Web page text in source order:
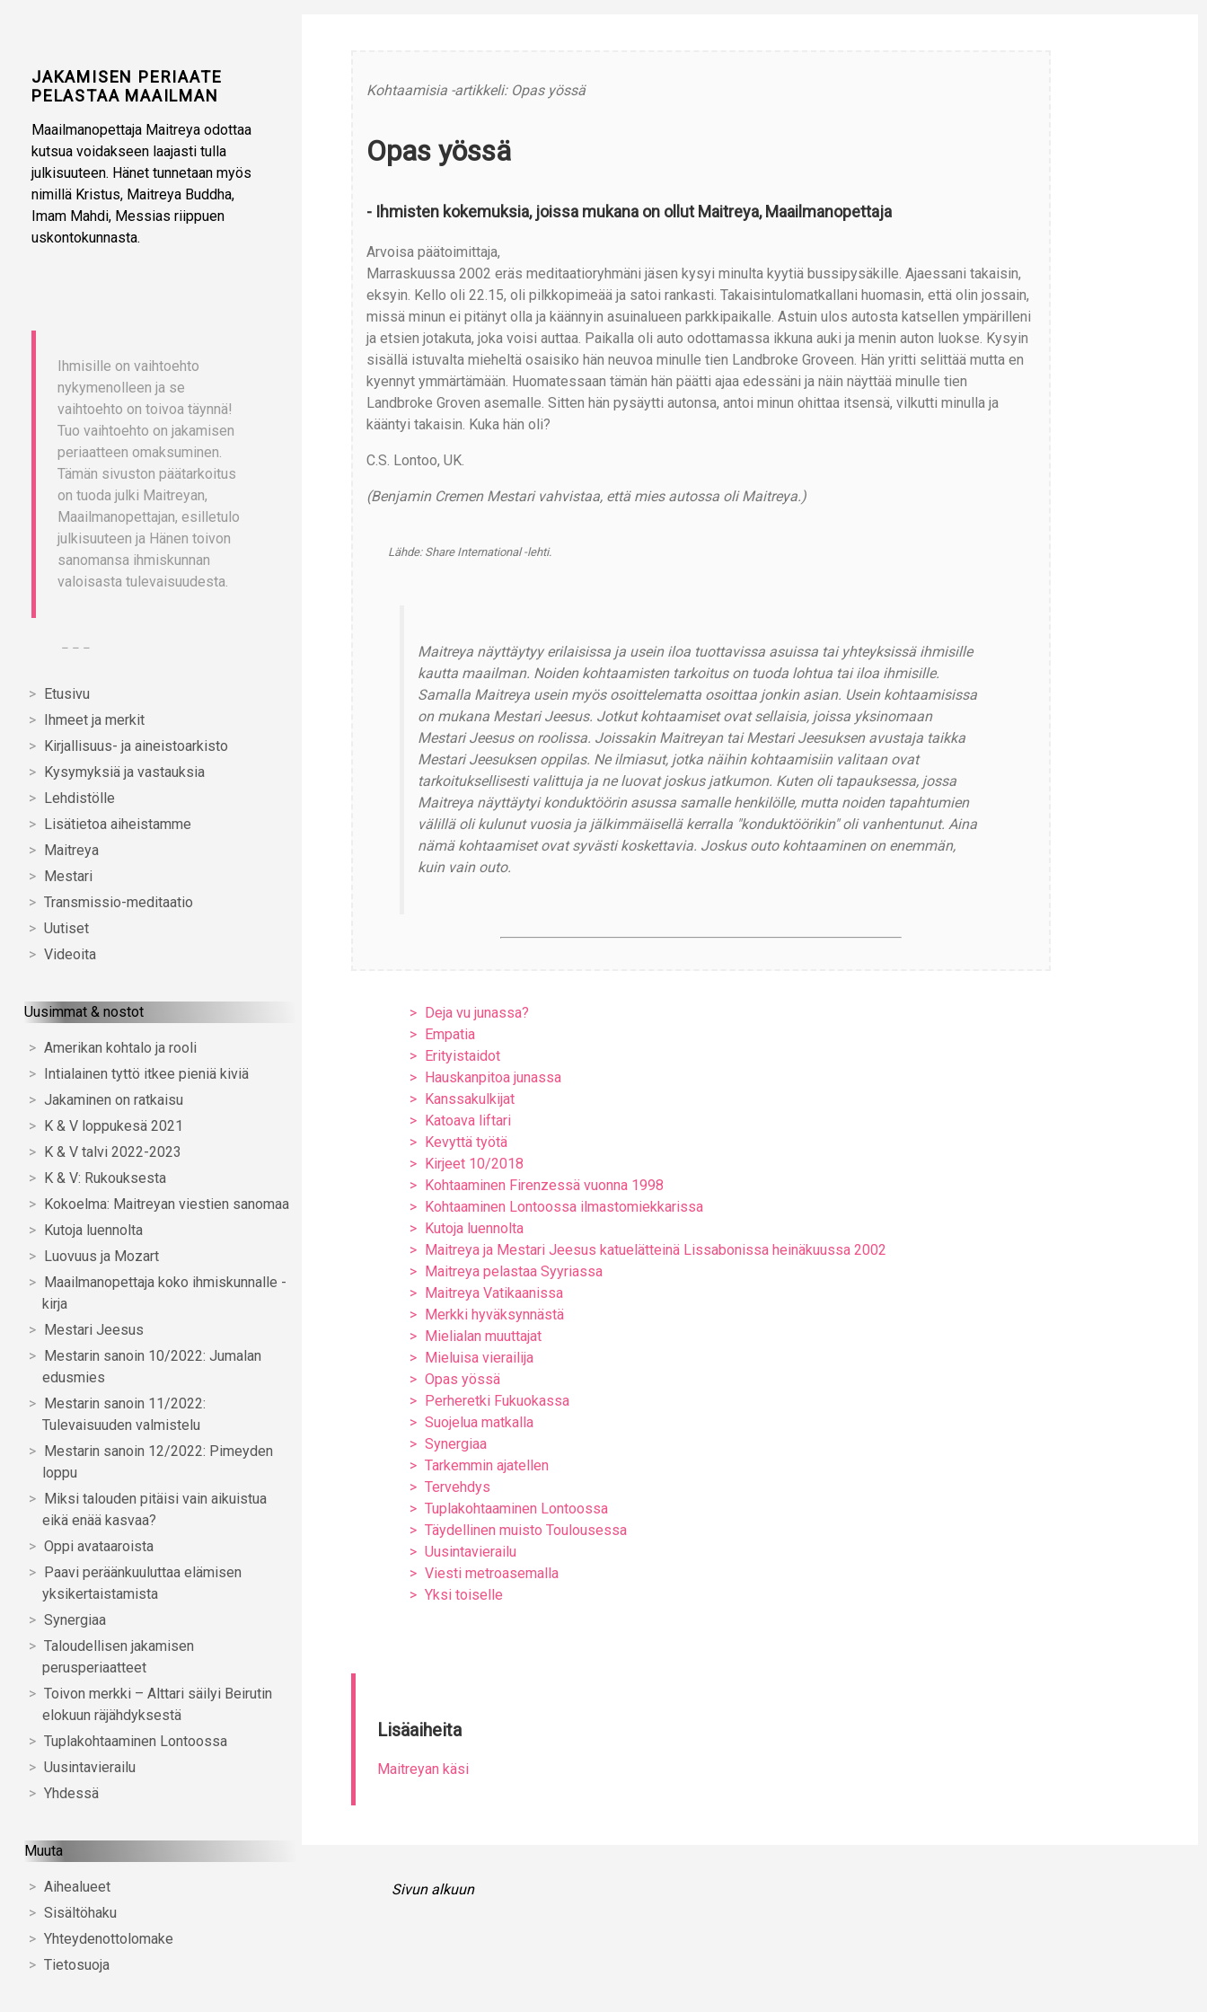
JAKAMISEN PERIAATE
PELASTAA MAAILMAN
Maailmanopettaja Maitreya odottaa
kutsua voidakseen laajasti tulla
julkisuuteen. Hänet tunnetaan myös
nimillä Kristus, Maitreya Buddha,
Imam Mahdi, Messias riippuen
uskontokunnasta.
Etusivu
Ihmeet ja merkit
Kirjallisuus- ja aineistoarkisto
Kysymyksiä ja vastauksia
Lehdistölle
Lisätietoa aiheistamme
Maitreya
Mestari
Transmissio-meditaatio
Uutiset
Videoita
Uusimmat & nostot
Amerikan kohtalo ja rooli
Intialainen tyttö itkee pieniä kiviä
Jakaminen on ratkaisu
K & V loppukesä 2021
K & V talvi 2022-2023
K & V: Rukouksesta
Kokoelma: Maitreyan viestien sanomaa
Kutoja luennolta
Luovuus ja Mozart
Maailmanopettaja koko ihmiskunnalle -
kirja
Mestari Jeesus
Mestarin sanoin 10/2022: Jumalan
edusmies
Mestarin sanoin 11/2022:
Tulevaisuuden valmistelu
Mestarin sanoin 12/2022: Pimeyden
loppu
Miksi talouden pitäisi vain aikuistua
eikä enää kasvaa?
Oppi avataaroista
Paavi peräänkuuluttaa elämisen
yksikertaistamista
Synergiaa
Taloudellisen jakamisen
perusperiaatteet
Toivon merkki – Alttari säilyi Beirutin
elokuun räjähdyksestä
Tuplakohtaaminen Lontoossa
Uusintavierailu
Yhdessä
Muuta
Aihealueet
Sisältöhaku
Yhteydenottolomake
Tietosuoja
Kohtaamisia -artikkeli: Opas yössä
Opas yössä
- Ihmisten kokemuksia, joissa mukana on ollut Maitreya, Maailmanopettaja
Arvoisa päätoimittaja,
Marraskuussa 2002 eräs meditaatioryhmäni jäsen kysyi minulta kyytiä bussipysäkille. Ajaessani takaisin,
eksyin. Kello oli 22.15, oli pilkkopimeää ja satoi rankasti. Takaisintulomatkallani huomasin, että olin jossain,
missä minun ei pitänyt olla ja käännyin asuinalueen parkkipaikalle. Astuin ulos autosta katsellen ympärilleni
ja etsien jotakuta, joka voisi auttaa. Paikalla oli auto odottamassa ikkuna auki ja menin auton luokse. Kysyin
sisällä istuvalta mieheltä osaisiko hän neuvoa minulle tien Landbroke Groveen. Hän yritti selittää mutta en
kyennyt ymmärtämään. Huomatessaan tämän hän päätti ajaa edessäni ja näin näyttää minulle tien
Landbroke Groven asemalle. Sitten hän pysäytti autonsa, antoi minun ohittaa itsensä, vilkutti minulla ja
kääntyi takaisin. Kuka hän oli?
C.S. Lontoo, UK.
(Benjamin Cremen Mestari vahvistaa, että mies autossa oli Maitreya.)
Lähde: Share International -lehti.
Maitreya näyttäytyy erilaisissa ja usein iloa tuottavissa asuissa tai yhteyksissä ihmisille
kautta maailman. Noiden kohtaamisten tarkoitus on tuoda lohtua tai iloa ihmisille.
Samalla Maitreya usein myös osoittelematta osoittaa jonkin asian. Usein kohtaamisissa
on mukana Mestari Jeesus. Jotkut kohtaamiset ovat sellaisia, joissa yksinomaan
Mestari Jeesus on roolissa. Joissakin Maitreyan tai Mestari Jeesuksen avustaja taikka
Mestari Jeesuksen oppilas. Ne ilmiasut, jotka näihin kohtaamisiin valitaan ovat
tarkoituksellisesti valittuja ja ne luovat joskus jatkumon. Kuten oli tapauksessa, jossa
Maitreya näyttäytyi konduktöörin asussa samalle henkilölle, mutta noiden tapahtumien
välillä oli kulunut vuosia ja jälkimmäisellä kerralla "konduktöörikin" oli vanhentunut. Aina
nämä kohtaamiset ovat syvästi koskettavia. Joskus outo kohtaaminen on enemmän,
kuin vain outo.
Deja vu junassa?
Empatia
Erityistaidot
Hauskanpitoa junassa
Kanssakulkijat
Katoava liftari
Kevyttä työtä
Kirjeet 10/2018
Kohtaaminen Firenzessä vuonna 1998
Kohtaaminen Lontoossa ilmastomiekkarissa
Kutoja luennolta
Maitreya ja Mestari Jeesus katuelätteinä Lissabonissa heinäkuussa 2002
Maitreya pelastaa Syyriassa
Maitreya Vatikaanissa
Merkki hyväksynnästä
Mielialan muuttajat
Mieluisa vierailija
Opas yössä
Perheretki Fukuokassa
Suojelua matkalla
Synergiaa
Tarkemmin ajatellen
Tervehdys
Tuplakohtaaminen Lontoossa
Täydellinen muisto Toulousessa
Uusintavierailu
Viesti metroasemalla
Yksi toiselle
Lisäaiheita
Maitreyan käsi
Sivun alkuun
Ihmisille on vaihtoehto
nykymenolleen ja se
vaihtoehto on toivoa täynnä!
Tuo vaihtoehto on jakamisen
periaatteen omaksuminen.
Tämän sivuston päätarkoitus
on tuoda julki Maitreyan,
Maailmanopettajan, esilletulo
julkisuuteen ja Hänen toivon
sanomansa ihmiskunnan
valoisasta tulevaisuudesta.
– – –